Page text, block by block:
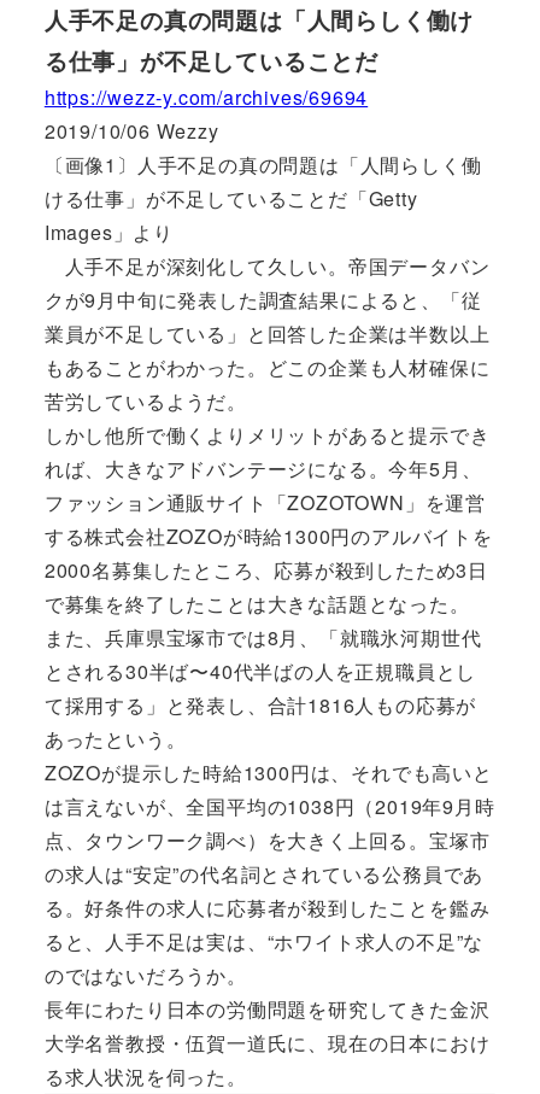
人手不足の真の問題は「人間らしく働け
る仕事」が不足していることだ
https://wezz-y.com/archives/69694
2019/10/06 Wezzy
〔画像1〕人手不足の真の問題は「人間らしく働
ける仕事」が不足していることだ「Getty
Images」より
人手不足が深刻化して久しい。帝国データバン
クが9月中旬に発表した調査結果によると、「従
業員が不足している」と回答した企業は半数以上
もあることがわかった。どこの企業も人材確保に
苦労しているようだ。
しかし他所で働くよりメリットがあると提示でき
れば、大きなアドバンテージになる。今年5月、
ファッション通販サイト「ZOZOTOWN」を運営
する株式会社ZOZOが時給1300円のアルバイトを
2000名募集したところ、応募が殺到したため3日
で募集を終了したことは大きな話題となった。
また、兵庫県宝塚市では8月、「就職氷河期世代
とされる30半ば〜40代半ばの人を正規職員とし
て採用する」と発表し、合計1816人もの応募が
あったという。
ZOZOが提示した時給1300円は、それでも高いと
は言えないが、全国平均の1038円（2019年9月時
点、タウンワーク調べ）を大きく上回る。宝塚市
の求人は“安定”の代名詞とされている公務員であ
る。好条件の求人に応募者が殺到したことを鑑み
ると、人手不足は実は、“ホワイト求人の不足”な
のではないだろうか。
長年にわたり日本の労働問題を研究してきた金沢
大学名誉教授・伍賀一道氏に、現在の日本におけ
る求人状況を伺った。